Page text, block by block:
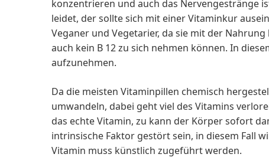
konzentrieren und auch das Nervengestränge
leidet, der sollte sich mit einer Vitaminkur
Veganer und Vegetarier, da sie mit der
auch kein B 12 zu sich nehmen können. In
aufzunehmen.
Da die meisten Vitaminpillen chemisch
umwandeln, dabei geht viel des Vitamins
das echte Vitamin, zu kann der Körper sofort
intrinsische Faktor gestört sein, in diesem Fall
Vitamin muss künstlich zugeführt werden.